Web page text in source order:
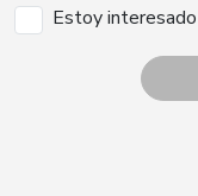
Estoy